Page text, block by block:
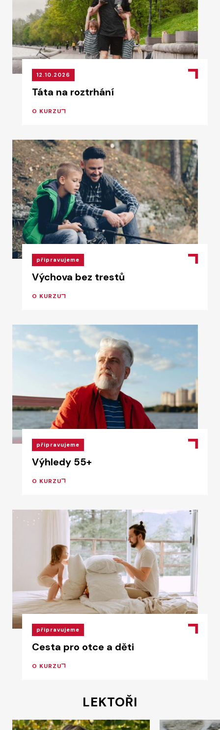
12.10.2026
Táta na roztrhání
O KURZU
připravujeme
Výchova bez trestů
O KURZU
připravujeme
Výhledy 55+
O KURZU
připravujeme
Cesta pro otce a děti
O KURZU
LEKTOŘI